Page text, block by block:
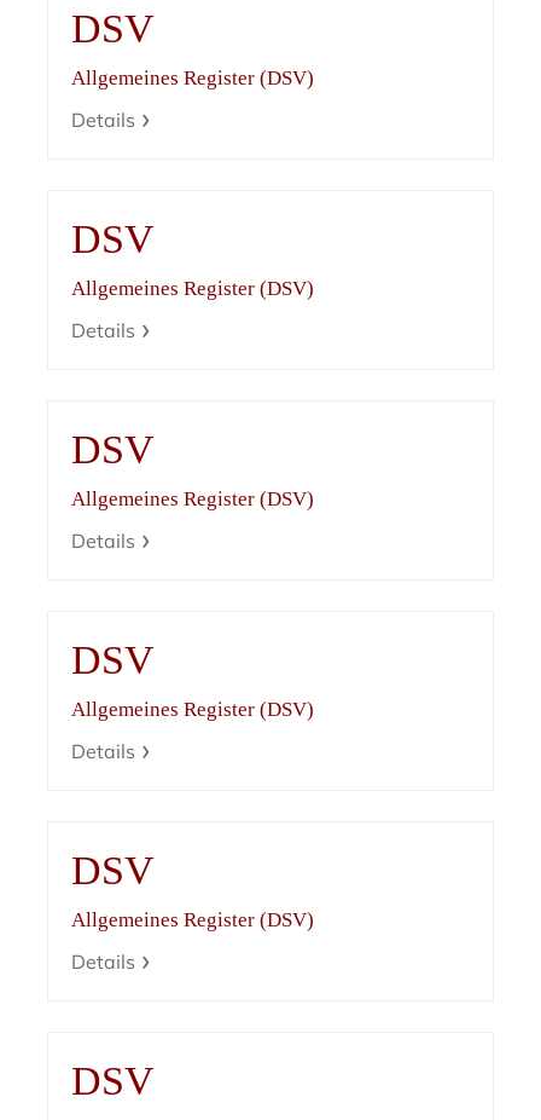
DSV
Allgemeines Register (DSV)
Details
DSV
Allgemeines Register (DSV)
Details
DSV
Allgemeines Register (DSV)
Details
DSV
Allgemeines Register (DSV)
Details
DSV
Allgemeines Register (DSV)
Details
DSV